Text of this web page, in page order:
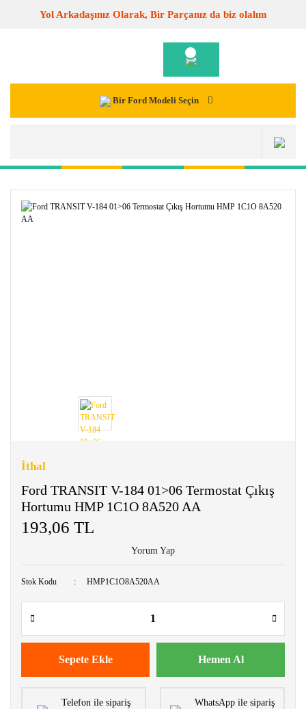
Yol Arkadaşınız Olarak, Bir Parçanız da biz olalım
Bir Ford Modeli Seçin
İthal
Ford TRANSIT V-184 01>06 Termostat Çıkış
Hortumu HMP 1C1O 8A520 AA
193,06 TL
Yorum Yap
Stok Kodu HMP1C1O8A520AA
Sepete Ekle Hemen Al
Telefon ile sipariş
WhatsApp ile sipariş